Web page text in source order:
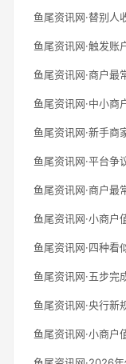
鱼尾资讯网·替别人
鱼尾资讯网·触发账
鱼尾资讯网·商户最
鱼尾资讯网·中小商
鱼尾资讯网·新手商
鱼尾资讯网·平台争
鱼尾资讯网·商户最
鱼尾资讯网·小商户
鱼尾资讯网·四种看
鱼尾资讯网·五步完
鱼尾资讯网·央行新
鱼尾资讯网·小商户